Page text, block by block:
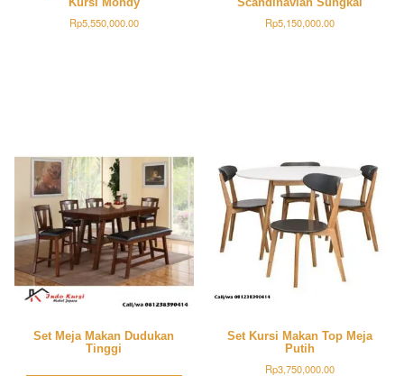
Rp5,550,000.00 Rp5,150,000.00
Set Meja Makan Dudukan
Tinggi
Set Kursi Makan Top Meja
Putih
Rp3,750,000.00